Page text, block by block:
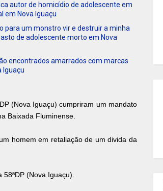
autor de homicídio de adolescente em
em Nova Iguaçu
para um monstro vir e destruir a minha
de adolescente morto em Nova
encontrados amarrados com marcas
Iguaçu
(Nova Iguaçu) cumpriram um mandato
Baixada Fluminense.
homem em retaliação de um divida da
(Nova Iguaçu).